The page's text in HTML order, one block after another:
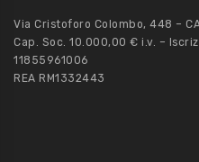
Via Cristoforo Colombo, 448 –
Cap. Soc. 10.000,00 € i.v. –
11855961006
REA RM1332443